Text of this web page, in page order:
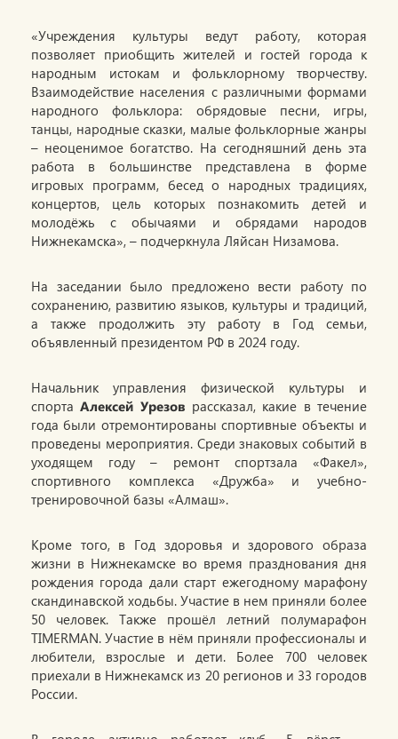
«Учреждения культуры ведут работу, которая
позволяет приобщить жителей и гостей города к
народным истокам и фольклорному творчеству.
Взаимодействие населения с различными формами
народного фольклора: обрядовые песни, игры,
танцы, народные сказки, малые фольклорные жанры
– неоценимое богатство. На сегодняшний день эта
работа в большинстве представлена в форме
игровых программ, бесед о народных традициях,
концертов, цель которых познакомить детей и
молодёжь с обычаями и обрядами народов
Нижнекамска», – подчеркнула Ляйсан Низамова.
На заседании было предложено вести работу по
сохранению, развитию языков, культуры и традиций,
а также продолжить эту работу в Год семьи,
объявленный президентом РФ в 2024 году.
Начальник управления физической культуры и
спортаАлексей Урезов рассказал, какие в течение
года были отремонтированы спортивные объекты и
проведены мероприятия. Среди знаковых событий в
уходящем году – ремонт спортзала «Факел»,
спортивного комплекса «Дружба» и учебно-
тренировочной базы «Алмаш».
Кроме того, в Год здоровья и здорового образа
жизни в Нижнекамске во время празднования дня
рождения города дали старт ежегодному марафону
скандинавской ходьбы. Участие в нем приняли более
50 человек. Также прошёл летний полумарафон
TIMERMAN. Участие в нём приняли профессионалы и
любители, взрослые и дети. Более 700 человек
приехали в Нижнекамск из 20 регионов и 33 городов
России.